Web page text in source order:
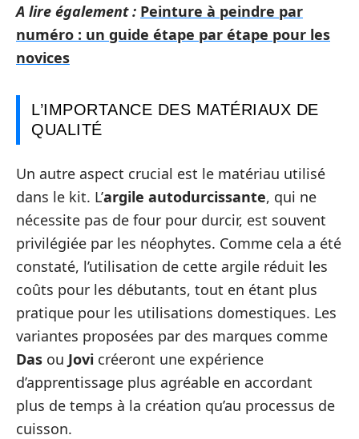
A lire également : Peinture à peindre par
numéro : un guide étape par étape pour les
novices
L’IMPORTANCE DES MATÉRIAUX DE
QUALITÉ
Un autre aspect crucial est le matériau utilisé
dans le kit. L’argile autodurcissante, qui ne
nécessite pas de four pour durcir, est souvent
privilégiée par les néophytes. Comme cela a été
constaté, l’utilisation de cette argile réduit les
coûts pour les débutants, tout en étant plus
pratique pour les utilisations domestiques. Les
variantes proposées par des marques comme
Das ou Jovi créeront une expérience
d’apprentissage plus agréable en accordant
plus de temps à la création qu’au processus de
cuisson.